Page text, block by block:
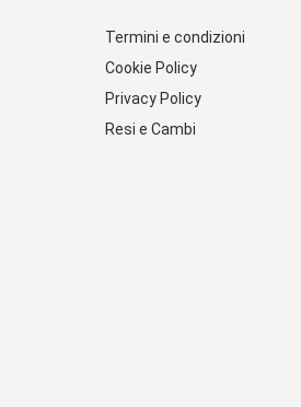
Termini e condizioni
Cookie Policy
Privacy Policy
Resi e Cambi